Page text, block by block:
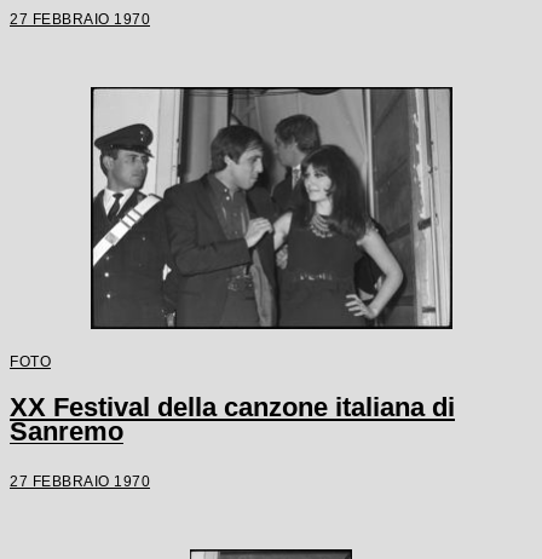
27 FEBBRAIO 1970
FOTO
XX Festival della canzone italiana di
Sanremo
27 FEBBRAIO 1970